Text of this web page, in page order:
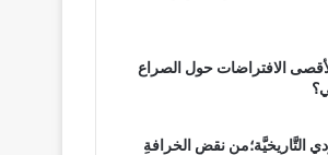
الافتراضات حول الصراع
التَّاريخيَّة؛من نقضِ الخرافةِ